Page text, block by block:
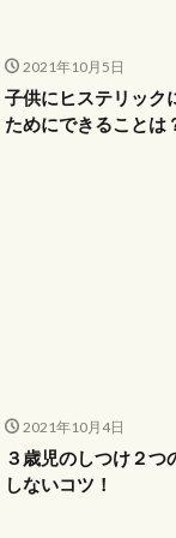
2021年10月5日
子供にヒステリック
ためにできることは
2021年10月4日
３歳児のしつけ２つ
しないコツ！